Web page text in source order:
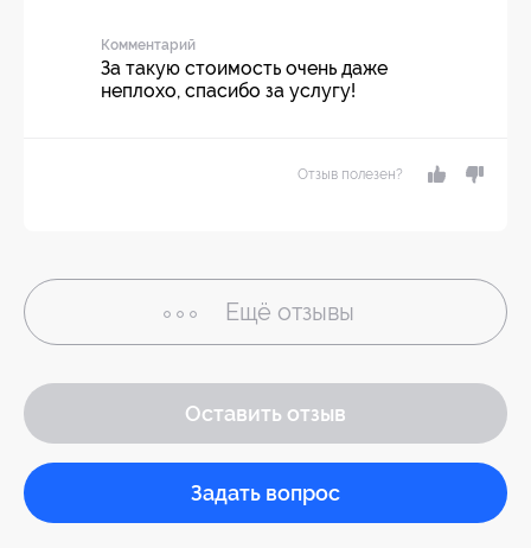
Комментарий
За такую стоимость очень даже
неплохо, спасибо за услугу!
Отзыв полезен?
Ещё отзывы
Оставить отзыв
Задать вопрос